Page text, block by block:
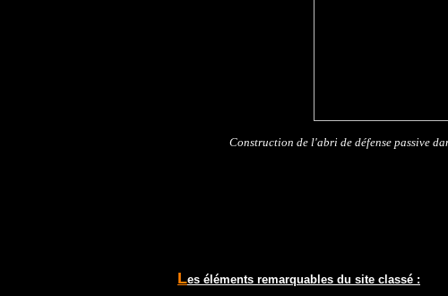
Construction de l'abri de défense passive
Les éléments remarquables du site classé :